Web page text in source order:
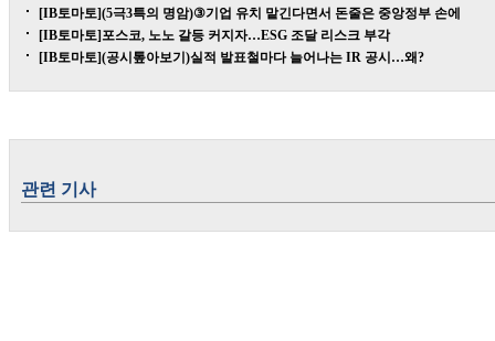
[IB토마토](5극3특의 명암)③기업 유치 맡긴다면서 돈줄은 중앙정부 손에
[IB토마토]포스코, 노노 갈등 커지자…ESG 조달 리스크 부각
[IB토마토](공시톺아보기)실적 발표철마다 늘어나는 IR 공시…왜?
관련 기사